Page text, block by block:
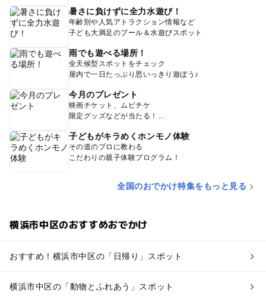
暑さに負けずに全力水遊び！
年齢別や人気アトラクション情報など
子ども大満足のプール＆水遊びスポット
雨でも遊べる場所！
全天候型スポットをチェック
屋内で一日たっぷり思いっきり遊ぼう♪
今月のプレゼント
映画チケット、ムビチケ
限定グッズなどが当たる！
子どもがキラめくホンモノ体験
その道のプロに教わる
こだわりの親子体験プログラム！
全国のおでかけ特集をもっと見る
横浜市中区のおすすめおでかけ
おすすめ！横浜市中区の「日帰り」スポット
横浜市中区の「動物とふれあう」スポット